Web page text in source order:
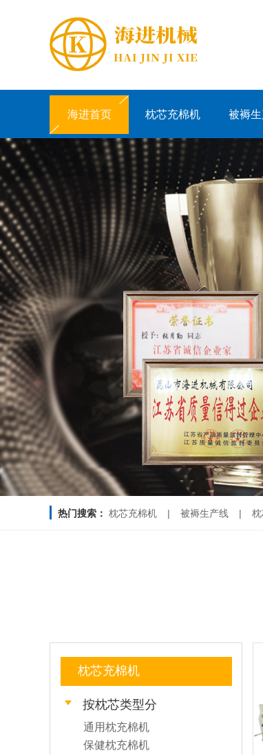
海进首页 枕芯充棉机 被褥
热门搜索： 枕芯充棉机 | 被褥生产线 |
枕芯充棉机
按枕芯类型分
通用枕充棉机
保健枕充棉机